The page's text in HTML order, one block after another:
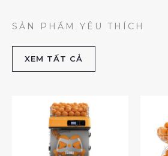
SẢN PHẨM YÊU THÍCH
XEM TẤT CẢ